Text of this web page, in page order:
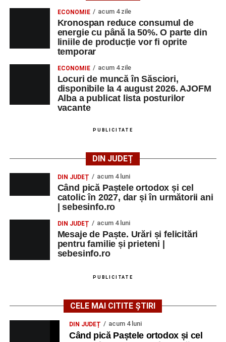
ECONOMIE acum 4 zile
Kronospan reduce consumul de
energie cu până la 50%. O parte din
liniile de producție vor fi oprite
temporar
ECONOMIE acum 4 zile
Locuri de muncă în Săsciori,
disponibile la 4 august 2026. AJOFM
Alba a publicat lista posturilor
vacante
PUBLICITATE
DIN JUDEȚ
DIN JUDEȚ acum 4 luni
Când pică Paștele ortodox și cel
catolic în 2027, dar și în următorii ani
| sebesinfo.ro
DIN JUDEȚ acum 4 luni
Mesaje de Paște. Urări și felicitări
pentru familie și prieteni |
sebesinfo.ro
PUBLICITATE
CELE MAI CITITE ȘTIRI
DIN JUDEȚ acum 4 luni
Când pică Paștele ortodox și cel